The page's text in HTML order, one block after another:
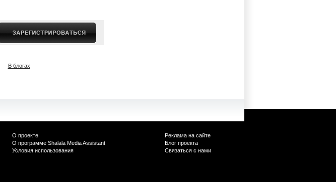
В блогах
О проекте
О программе Shalala Media Assistant
Условия использования
Реклама на сайте
Блог проекта
Связаться с нами